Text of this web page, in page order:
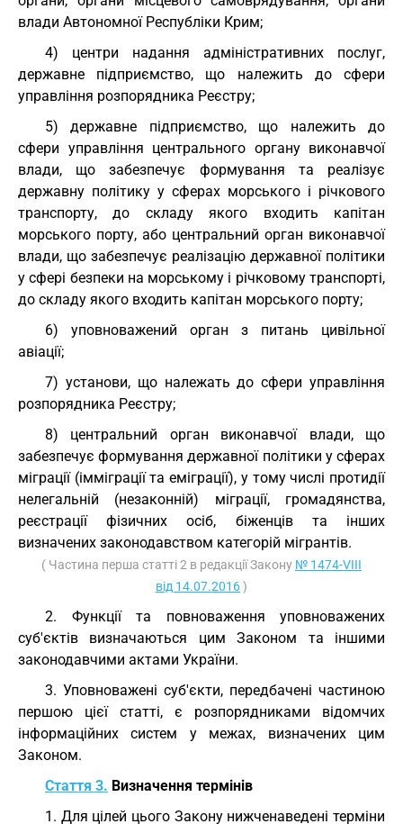
влади Автономної Республіки Крим;
4) центри надання адміністративних послуг,
державне підприємство, що належить до сфери
управління розпорядника Реєстру;
5) державне підприємство, що належить до
сфери управління центрального органу виконавчої
влади, що забезпечує формування та реалізує
державну політику у сферах морського і річкового
транспорту, до складу якого входить капітан
морського порту, або центральний орган виконавчої
влади, що забезпечує реалізацію державної політики
у сфері безпеки на морському і річковому транспорті,
до складу якого входить капітан морського порту;
6) уповноважений орган з питань цивільної
авіації;
7) установи, що належать до сфери управління
розпорядника Реєстру;
8) центральний орган виконавчої влади, що
забезпечує формування державної політики у сферах
міграції (імміграції та еміграції), у тому числі протидії
нелегальній (незаконній) міграції, громадянства,
реєстрації фізичних осіб, біженців та інших
визначених законодавством категорій мігрантів.
( Частина перша статті 2 в редакції Закону № 1474-VIII
від 14.07.2016)
2. Функції та повноваження уповноважених
суб'єктів визначаються цим Законом та іншими
законодавчими актами України.
3. Уповноважені суб'єкти, передбачені частиною
першою цієї статті, є розпорядниками відомчих
інформаційних систем у межах, визначених цим
Законом.
Стаття 3. Визначення термінів
1. Для цілей цього Закону нижченаведені терміни